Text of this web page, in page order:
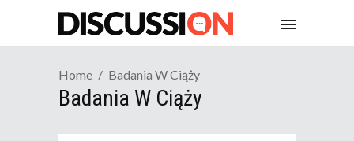
Home Badania W Ciąży
Badania W Ciąży